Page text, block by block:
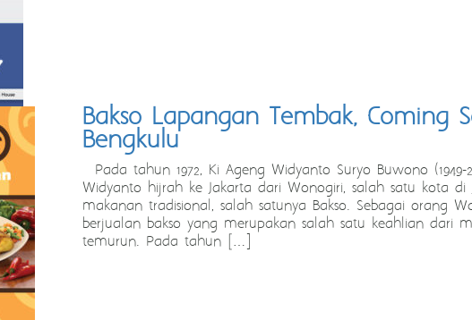
Bakso Lapangan Tembak, Coming
Bengkulu
Pada tahun 1972, Ki Ageng Widyanto Suryo Buwono
Widyanto hijrah ke Jakarta dari Wonogiri, salah satu kota
makanan tradisional, salah satunya Bakso. Sebagai orang
berjualan bakso yang merupakan salah satu keahlian dari
temurun. Pada tahun […]